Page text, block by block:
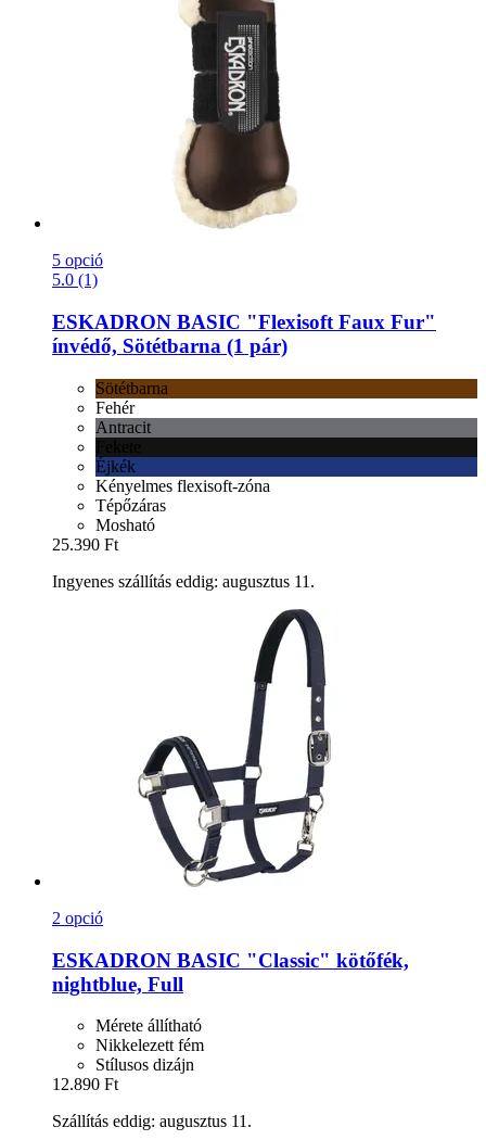
5 opció
5.0 (1)
ESKADRON BASIC "Flexisoft Faux Fur"
ínvédő, Sötétbarna (1 pár)
Sötétbarna
Fehér
Antracit
Éjkék
Kényelmes flexisoft-zóna
Tépőzáras
Mosható
25.390 Ft
Ingyenes szállítás eddig: augusztus 11.
2 opció
ESKADRON BASIC "Classic" kötőfék,
nightblue, Full
Mérete állítható
Nikkelezett fém
Stílusos dizájn
12.890 Ft
Szállítás eddig: augusztus 11.